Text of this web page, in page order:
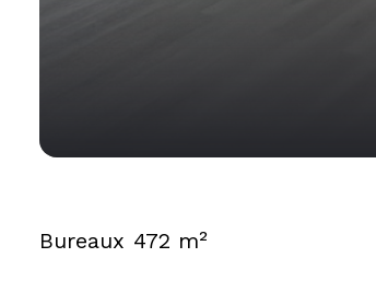
Bureaux 472 m²